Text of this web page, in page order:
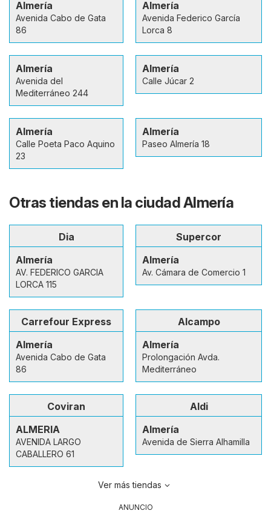
Almería
Avenida Cabo de Gata
86
Almería
Avenida Federico García
Lorca 8
Almería
Avenida del
Mediterráneo 244
Almería
Calle Júcar 2
Almería
Calle Poeta Paco Aquino
23
Almería
Paseo Almería 18
Otras tiendas en la ciudad Almería
Dia
Almería
AV. FEDERICO GARCIA
LORCA 115
Supercor
Almería
Av. Cámara de Comercio 1
Carrefour Express
Almería
Avenida Cabo de Gata
86
Alcampo
Almería
Prolongación Avda.
Mediterráneo
Coviran
ALMERIA
AVENIDA LARGO
CABALLERO 61
Aldi
Almería
Avenida de Sierra Alhamilla
Ver más tiendas
ANUNCIO